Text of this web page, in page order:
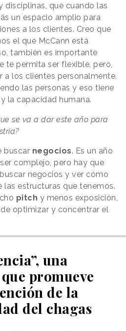
disciplinas, que cuando las
un espacio amplio para
a los clientes. Creo que
el que McCann está
también es importante
te permita ser flexible, pero,
a los clientes personalmente.
las personas y eso tiene
la capacidad humana.
se va a dar este año para
buscar negocios. Es un año
complejo, pero hay que
negocios y ver cómo
las estructuras que tenemos.
pitch y menos exposición,
optimizar y concentrar el
una
promueve
de la
del chagas